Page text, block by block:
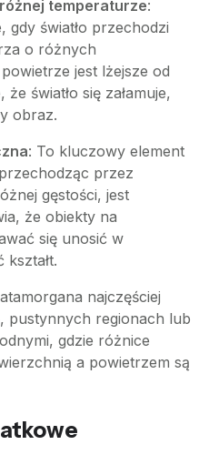
temperaturze:
gdy światło przechodzi
o różnych
jest lżejsze od
światło się załamuje,
obraz.
: To kluczowy element
przez
gęstości, jest
że obiekty na
się unosić w
najczęściej
pustynnych regionach lub
gdzie różnice
a powietrzem są